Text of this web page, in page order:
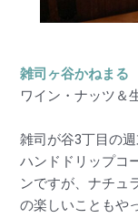
雑司ヶ谷かねまる
ワイン・ナッツ＆
雑司が谷3丁目の
ハンドドリップコ
ンですが、ナチュ
の楽しいこともや